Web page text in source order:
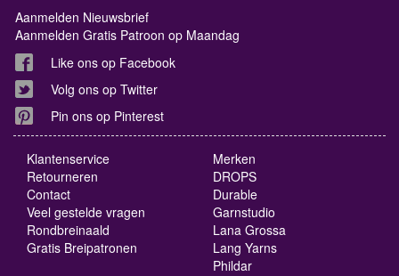
Aanmelden Nieuwsbrief
Aanmelden Gratis Patroon op Maandag
Like ons op Facebook
Volg ons op Twitter
Pin ons op Pinterest
Klantenservice
Retourneren
Contact
Veel gestelde vragen
Rondbreinaald
Gratis Breipatronen
Merken
DROPS
Durable
Garnstudio
Lana Grossa
Lang Yarns
Phildar